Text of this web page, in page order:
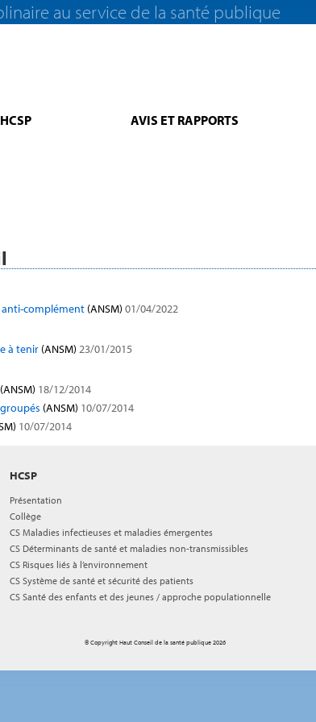
au service de la santé publique
AVIS ET RAPPORTS
anti-complément (ANSM) 01/04/2022
à tenir (ANSM) 23/01/2015
(ANSM) 18/12/2014
(ANSM) 10/07/2014
10/07/2014
HCSP
Présentation
Collège
CS Maladies infectieuses et maladies émergentes
CS Déterminants de santé et maladies non-transmissibles
CS Risques liés à l’environnement
CS Système de santé et sécurité des patients
CS Santé des enfants et des jeunes / approche populationnelle
© Copyright Haut Conseil de la santé publique 2026